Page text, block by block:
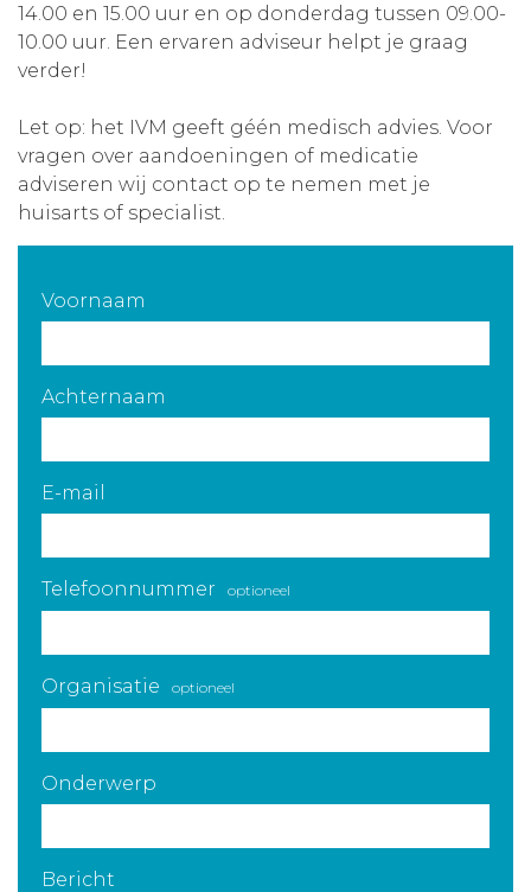
Toegang leeromgeving
14.00 en 15.00 uur en op donderdag tussen 09.00-
10.00 uur. Een ervaren adviseur helpt je graag
verder!
Let op: het IVM geeft géén medisch advies. Voor
vragen over aandoeningen of medicatie
adviseren wij contact op te nemen met je
huisarts of specialist.
Voornaam
Achternaam
E-mail
Telefoonnummer optioneel
Organisatie optioneel
Onderwerp
Bericht